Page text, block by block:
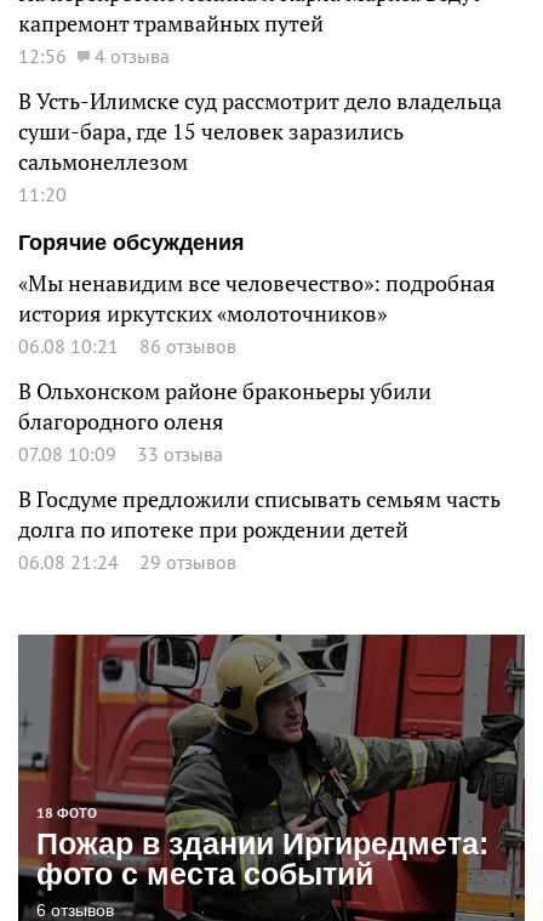
капремонт трамвайных путей
12:56 4 отзыва
В Усть-Илимске суд рассмотрит дело владельца
суши-бара, где 15 человек заразились
сальмонеллезом
11:20
Горячие обсуждения
«Мы ненавидим все человечество»: подробная
история иркутских «молоточников»
06.08 10:21 86 отзывов
В Ольхонском районе браконьеры убили
благородного оленя
07.08 10:09 33 отзыва
В Госдуме предложили списывать семьям часть
долга по ипотеке при рождении детей
06.08 21:24 29 отзывов
18 ФОТО
Пожар в здании Иргиредмета:
фото с места событий
6 отзывов